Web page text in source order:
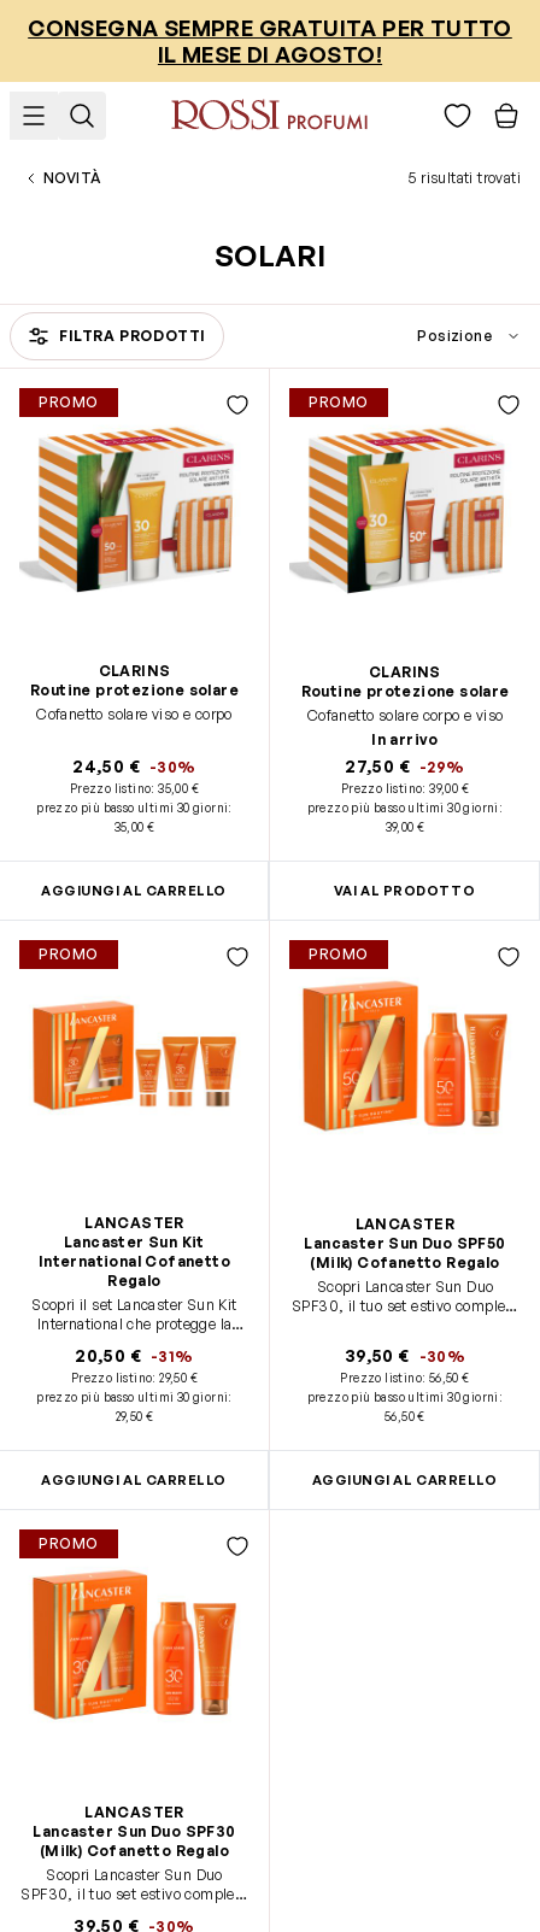
CONSEGNA SEMPRE GRATUITA PER TUTTO
IL MESE DI AGOSTO!
NOVITÀ 5 risultati trovati
SOLARI
FILTRA PRODOTTI
Passa all'elenco prodotti
PROMO
CLARINS
Routine protezione solare
Cofanetto solare viso e corpo
24,50 € -30%
Prezzo listino:35,00 €
prezzo più basso ultimi 30 giorni:
35,00 €
AGGIUNGI AL CARRELLO
PROMO
CLARINS
Routine protezione solare
Cofanetto solare corpo e viso
In arrivo
27,50 € -29%
Prezzo listino:39,00 €
prezzo più basso ultimi 30 giorni :
39,00 €
VAI AL PRODOTTO
PROMO
LANCASTER
Lancaster Sun Kit
International Cofanetto
Regalo
Scopri il set Lancaster Sun Kit
International che protegge la
l’abbronzatura. Questo set
Lancaster Sun Care contiene: -
Sun Beauty Face Cream SPF30,
15ml - Sun Beauty Body Milk
50ml
20,50 € -31%
Prezzo listino:29,50 €
prezzo più basso ultimi 30 giorni:
29,50 €
AGGIUNGI AL CARRELLO
PROMO
LANCASTER
Lancaster Sun Duo SPF50
(Milk) Cofanetto Regalo
Scopri Lancaster Sun Duo
SPF30, il tuo set estivo completo
contiene: - Sun Beauty Body Milk
SPF50, 175ml - Golden Tan
Maximizer After Sun Lotion,
125ml
39,50 € -30%
Prezzo listino: 56,50 €
prezzo più basso ultimi 30 giorni :
56,50 €
AGGIUNGI AL CARRELLO
PROMO
LANCASTER
Lancaster Sun Duo SPF30
(Milk) Cofanetto Regalo
Scopri Lancaster Sun Duo
SPF30, il tuo set estivo completo
39,50 € -30%